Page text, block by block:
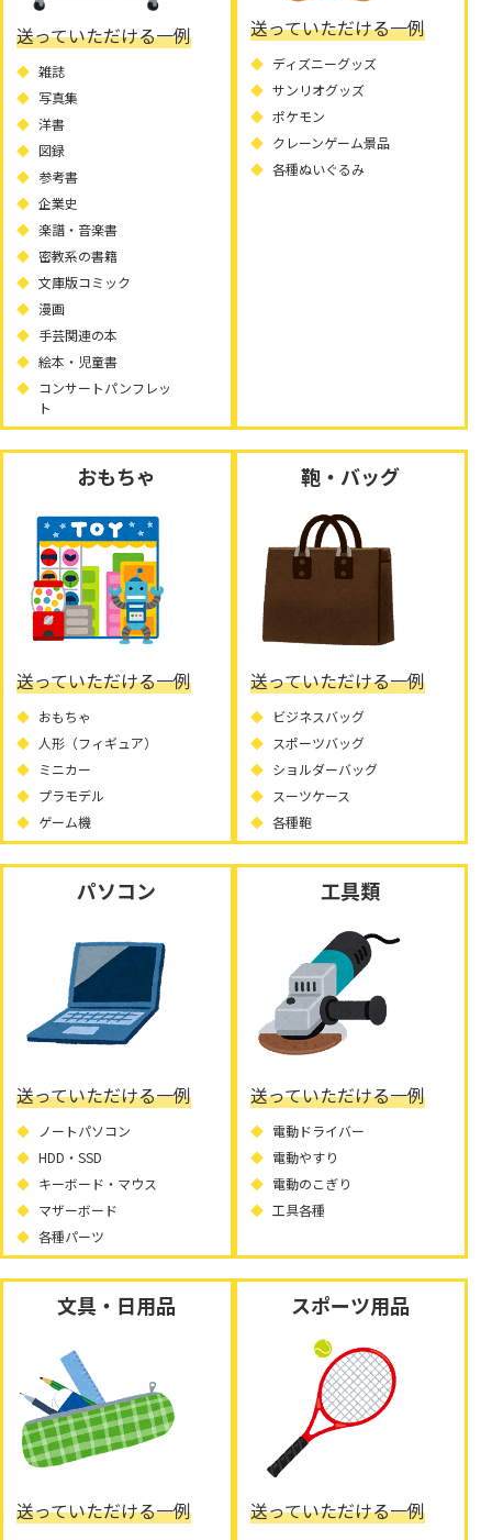
送っていただける一例
雑誌
写真集
洋書
図録
参考書
企業史
楽譜・音楽書
密教系の書籍
文庫版コミック
漫画
手芸関連の本
絵本・児童書
コンサートパンフレッ
ト
送っていただける一例
ディズニーグッズ
サンリオグッズ
ポケモン
クレーンゲーム景品
各種ぬいぐるみ
おもちゃ
送っていただける一例
おもちゃ
人形（フィギュア）
ミニカー
プラモデル
ゲーム機
鞄・バッグ
送っていただける一例
ビジネスバッグ
スポーツバッグ
ショルダーバッグ
スーツケース
各種鞄
パソコン
送っていただける一例
ノートパソコン
HDD・SSD
キーボード・マウス
マザーボード
各種パーツ
工具類
送っていただける一例
電動ドライバー
電動やすり
電動のこぎり
工具各種
文具・日用品
送っていただける一例
スポーツ用品
送っていただける一例